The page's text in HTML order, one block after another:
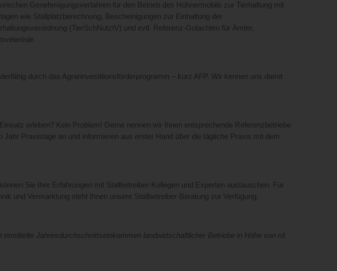
Genehmigungsverfahren für den Betrieb des Hühnermobils zur Tierhaltung mit
wie Stallplatzberechnung, Bescheinigungen zur Einhaltung der
(TierSchNutztV) und evtl. Referenz-Gutachten für Ämter,
durch das Agrarinvestitionsförderprogramm – kurz AFP. Wir kennen uns damit
erleben? Kein Problem! Gerne nennen wir Ihnen entsprechende Referenzbetriebe
Praxistage an und informieren aus erster Hand über die tägliche Praxis mit dem
Sie Ihre Erfahrungen mit Stallbetreiber-Kollegen und Experten austauschen. Für
und Vermarktung steht Ihnen unsere Stallbetreiber-Beratung zur Verfügung.
Jahresdurchschnittseinkommen landwirtschaftlicher Betriebe in Höhe von rd.